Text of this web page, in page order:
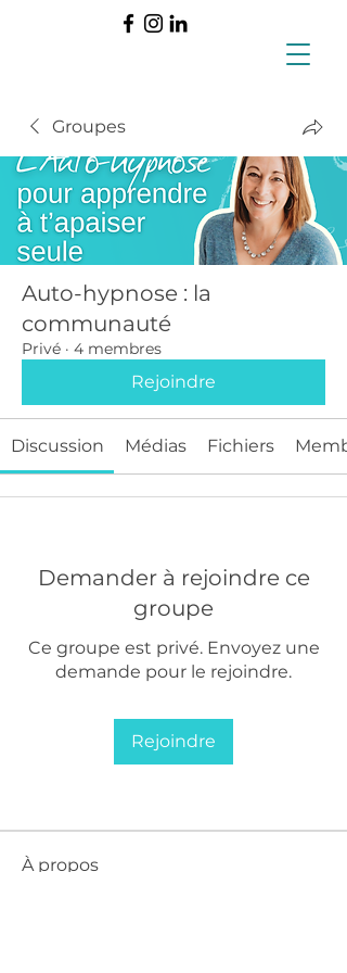
Groupes
Auto-hypnose : la
communauté
Privé · 4 membres
Rejoindre
Discussion Médias Fichiers
Demander à rejoindre ce
groupe
Ce groupe est privé. Envoyez une
demande pour le rejoindre.
Rejoindre
À propos